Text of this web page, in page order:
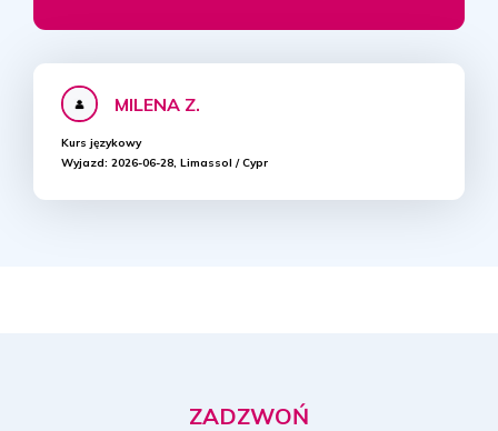
MILENA Z.
Kurs językowy
Wyjazd: 2026-06-28, Limassol / Cypr
ZADZWOŃ